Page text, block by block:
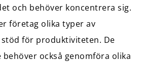
och behöver koncentrera sig.
företag olika typer av
för produktiviteten. De
också genomföra olika